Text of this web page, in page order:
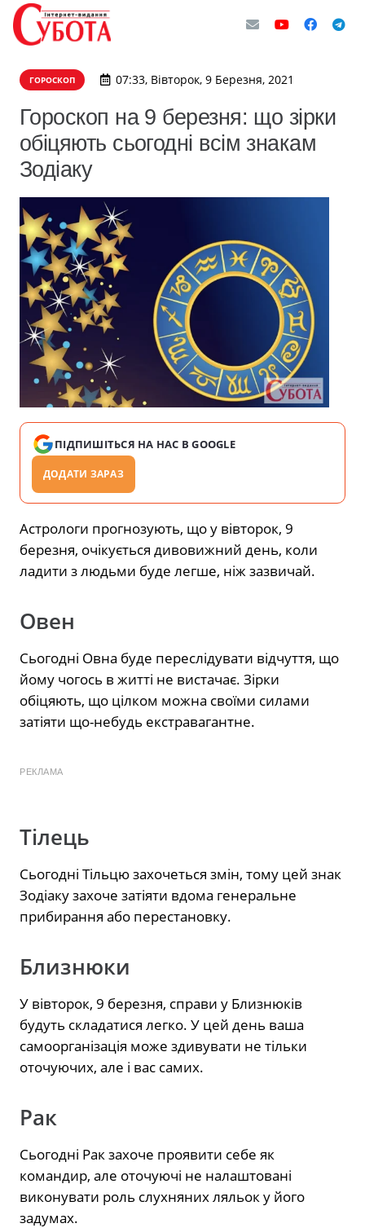
ГОРОСКОП 07:33, Вівторок, 9 Березня, 2021
Гороскоп на 9 березня: що зірки
обіцяють сьогодні всім знакам
Зодіаку
ПІДПИШІТЬСЯ НА НАС В GOOGLE
ДОДАТИ ЗАРАЗ
Астрологи прогнозують, що у вівторок, 9
березня, очікується дивовижний день, коли
ладити з людьми буде легше, ніж зазвичай.
Овен
Сьогодні Овна буде переслідувати відчуття, що
йому чогось в житті не вистачає. Зірки
обіцяють, що цілком можна своїми силами
затіяти що-небудь екстравагантне.
РЕКЛАМА
Тілець
Сьогодні Тільцю захочеться змін, тому цей знак
Зодіаку захоче затіяти вдома генеральне
прибирання або перестановку.
Близнюки
У вівторок, 9 березня, справи у Близнюків
будуть складатися легко. У цей день ваша
самоорганізація може здивувати не тільки
оточуючих, але і вас самих.
Рак
Сьогодні Рак захоче проявити себе як
командир, але оточуючі не налаштовані
виконувати роль слухняних ляльок у його
задумах.